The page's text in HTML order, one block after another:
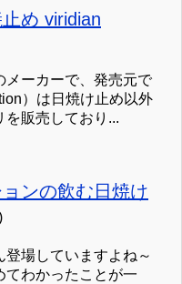
め viridian
メーカーで、発売元で
）は日焼け止め以外
を販売しており...
ンの飲む日焼け
登場していますよね～
てわかったことが一